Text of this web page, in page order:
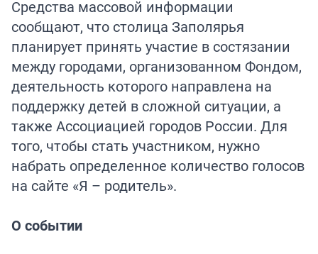
Средства массовой информации
сообщают, что столица Заполярья
планирует принять участие в состязании
между городами, организованном Фондом,
деятельность которого направлена на
поддержку детей в сложной ситуации, а
также Ассоциацией городов России. Для
того, чтобы стать участником, нужно
набрать определенное количество голосов
на сайте «Я – родитель».
О событии